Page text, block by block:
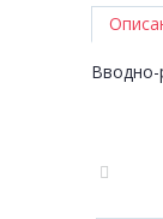
Вводно-